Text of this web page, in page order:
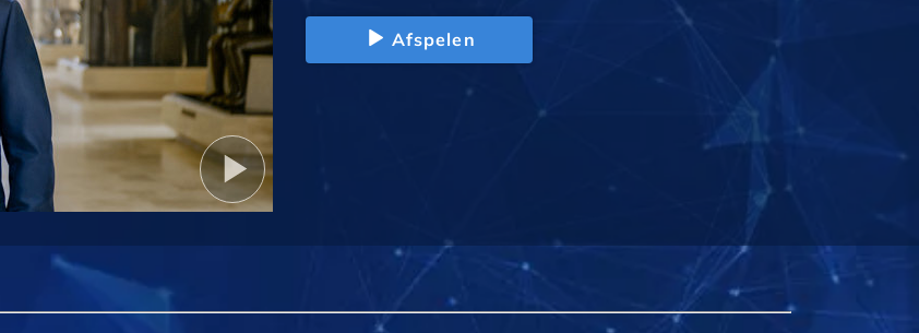
Afspelen